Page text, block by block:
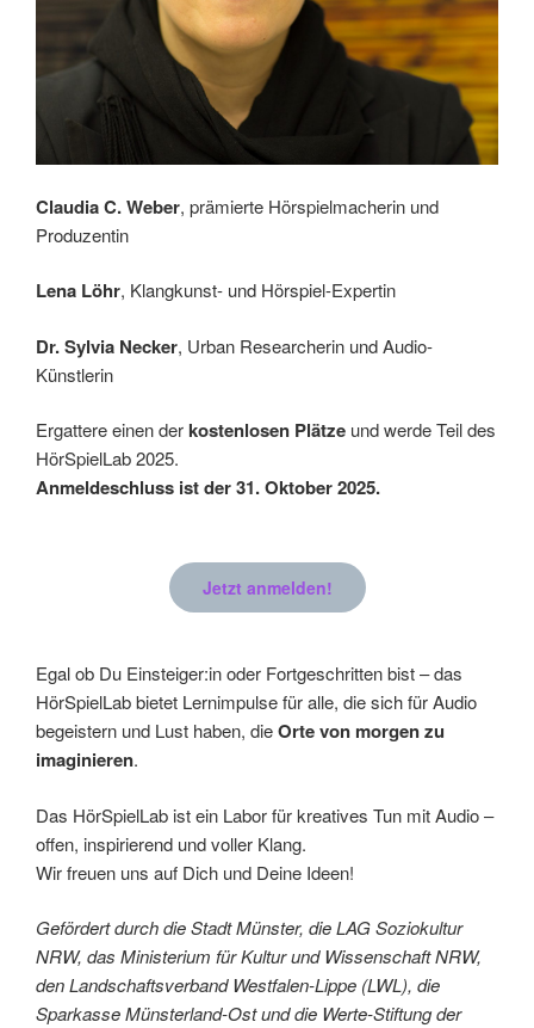
Claudia C. Weber, prämierte Hörspielmacherin und
Produzentin
Lena Löhr, Klangkunst- und Hörspiel-Expertin
Dr. Sylvia Necker, Urban Researcherin und Audio-
Künstlerin
Ergattere einen derkostenlosen Plätze und werde Teil des
HörSpielLab 2025.
Anmeldeschluss ist der 31. Oktober 2025.
Jetzt anmelden!
Egal ob Du Einsteiger:in oder Fortgeschritten bist – das
HörSpielLab bietet Lernimpulse für alle, die sich für Audio
begeistern und Lust haben, dieOrte von morgen zu
imaginieren.
Das HörSpielLab ist ein Labor für kreatives Tun mit Audio –
offen, inspirierend und voller Klang.
Wir freuen uns auf Dich und Deine Ideen!
Gefördert durch die Stadt Münster, die LAG Soziokultur
NRW, das Ministerium für Kultur und Wissenschaft NRW,
den Landschaftsverband Westfalen-Lippe (LWL), die
Sparkasse Münsterland-Ost und die Werte-Stiftung der